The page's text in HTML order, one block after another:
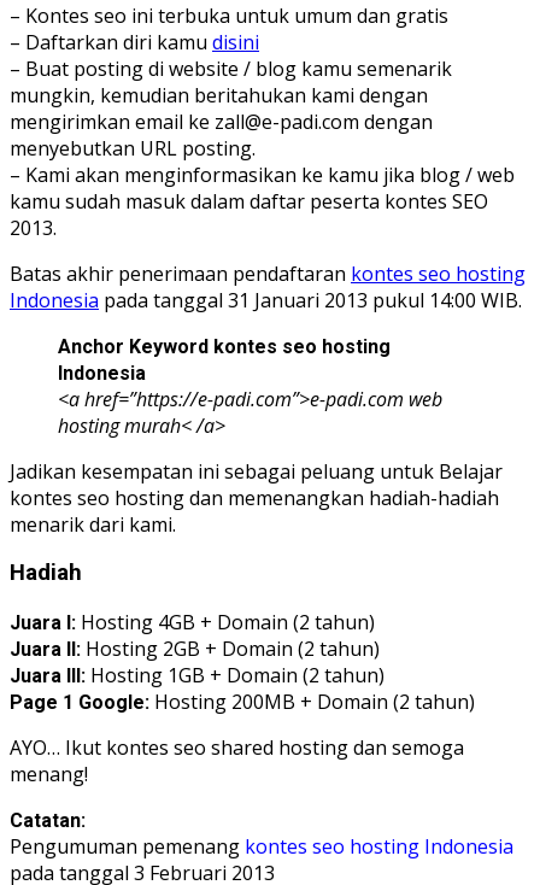
– Kontes seo ini terbuka untuk umum dan gratis
– Daftarkan diri kamu disini
– Buat posting di website / blog kamu semenarik
mungkin, kemudian beritahukan kami dengan
mengirimkan email ke zall@e-padi.com dengan
menyebutkan URL posting.
– Kami akan menginformasikan ke kamu jika blog / web
kamu sudah masuk dalam daftar peserta kontes SEO
2013.
Batas akhir penerimaan pendaftaran kontes seo hosting
Indonesia pada tanggal 31 Januari 2013 pukul 14:00 WIB.
Anchor Keyword kontes seo hosting
Indonesia
<a href=”https://e-padi.com”>e-padi.com web
hosting murah< /a>
Jadikan kesempatan ini sebagai peluang untuk Belajar
kontes seo hosting dan memenangkan hadiah-hadiah
menarik dari kami.
Hadiah
Juara I: Hosting 4GB + Domain (2 tahun)
Juara II: Hosting 2GB + Domain (2 tahun)
Juara III: Hosting 1GB + Domain (2 tahun)
Page 1 Google: Hosting 200MB + Domain (2 tahun)
AYO… Ikut kontes seo shared hosting dan semoga
menang!
Catatan:
Pengumuman pemenang kontes seo hosting Indonesia
pada tanggal 3 Februari 2013